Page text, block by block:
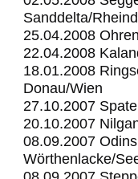
Sanddelta/
25.04.2008
22.04.2008
18.01.2008
Donau/Wien
27.10.2007
20.10.2007
08.09.2007
Wörthenlacke/